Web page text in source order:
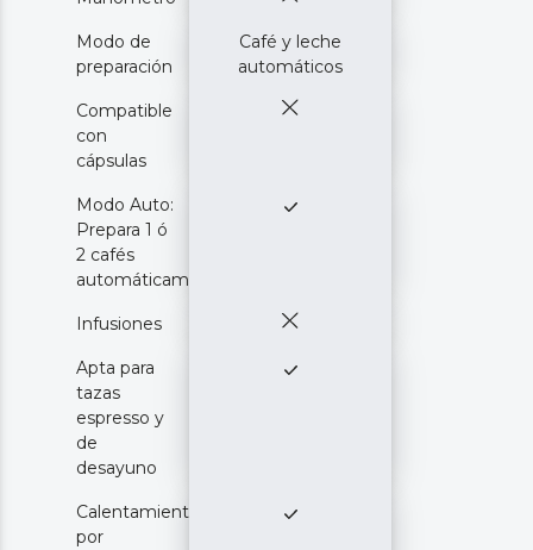
Modo de
preparación
Café y leche
automáticos
Compatible
con
cápsulas
Modo Auto:
Prepara 1 ó
2 cafés
automáticamente
Infusiones
Apta para
tazas
espresso y
de
desayuno
Calentamiento
por